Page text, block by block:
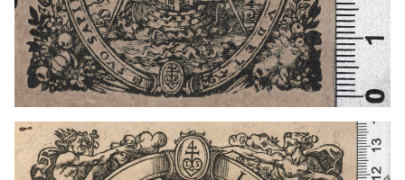
1594 - 1628 París (França)